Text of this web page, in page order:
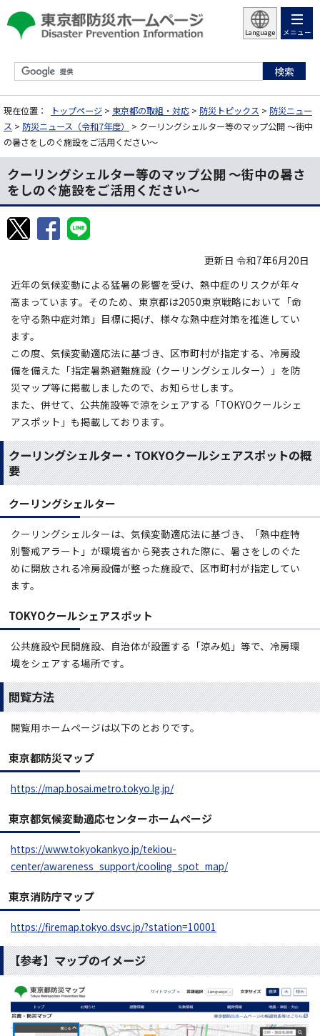
Language メニュー
現在位置： トップページ > 東京都の取組・対応 > 防災トピックス > 防災ニュー
ス > 防災ニュース（令和7年度）
> クーリングシェルター等のマップ公開 ～街中
の暑さをしのぐ施設をご活用ください～
クーリングシェルター等のマップ公開 ～街中の暑さ
をしのぐ施設をご活用ください～
更新日 令和7年6月20日
近年の気候変動による猛暑の影響を受け、熱中症のリスクが年々
高まっています。そのため、東京都は2050東京戦略において「命
を守る熱中症対策」目標に掲げ、様々な熱中症対策を推進してい
ます。
この度、気候変動適応法に基づき、区市町村が指定する、冷房設
備を備えた「指定暑熱避難施設（クーリングシェルター）」を防
災マップ等に掲載しましたので、お知らせします。
また、併せて、公共施設等で涼をシェアする「TOKYOクールシェ
アスポット」も掲載しております。
クーリングシェルター・TOKYOクールシェアスポットの概
要
クーリングシェルター
クーリングシェルターは、気候変動適応法に基づき、「熱中症特
別警戒アラート」が環境省から発表された際に、暑さをしのぐた
めに開放される冷房設備が整った施設で、区市町村が指定してい
ます。
TOKYOクールシェアスポット
公共施設や民間施設、自治体が設置する「涼み処」等で、冷房環
境をシェアする場所です。
閲覧方法
閲覧用ホームページは以下のとおりです。
東京都防災マップ
https://map.bosai.metro.tokyo.lg.jp/
東京都気候変動適応センターホームページ
https://www.tokyokankyo.jp/tekiou-
center/awareness_support/cooling_spot_map/
東京消防庁マップ
https://firemap.tokyo.dsvc.jp/?station=10001
【参考】マップのイメージ